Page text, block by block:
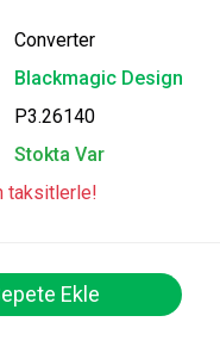
Converter
Blackmagic Design
P3.26140
Stokta Var
taksitlerle!
Ekle